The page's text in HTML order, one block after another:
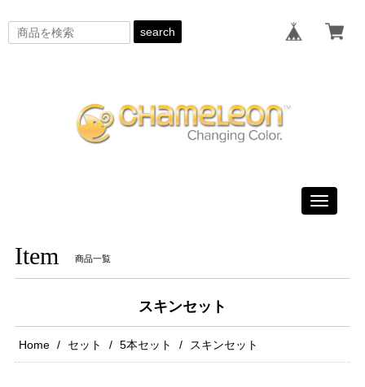
search
Toggle
Item 商品一覧
スキンセット
Home セット 5本セット スキンセット